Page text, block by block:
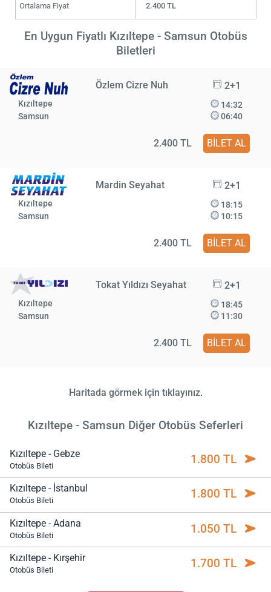
Ortalama Fiyat 2.400 TL
En Uygun Fiyatlı Kızıltepe - Samsun Otobüs
Biletleri
Özlem Cizre Nuh 2+1
Kızıltepe
Samsun
14:32
06:40
2.400 TL BİLET AL
Mardin Seyahat 2+1
Kızıltepe
Samsun
18:15
10:15
2.400 TL BİLET AL
Tokat Yıldızı Seyahat 2+1
Kızıltepe
Samsun
18:45
11:30
2.400 TL BİLET AL
Haritada görmek için tıklayınız.
Kızıltepe - Samsun Diğer Otobüs Seferleri
Kızıltepe - Gebze
Otobüs Bileti 1.800 TL
Kızıltepe - İstanbul
Otobüs Bileti 1.800 TL
Kızıltepe - Adana
Otobüs Bileti 1.050 TL
Kızıltepe - Kırşehir
Otobüs Bileti 1.700 TL